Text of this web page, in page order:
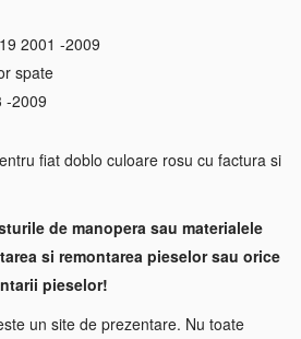
2001 -2009
spate
-2009
fiat doblo culoare rosu cu factura si
de manopera sau materialele
si remontarea pieselor sau orice
pieselor!
un site de prezentare. Nu toate